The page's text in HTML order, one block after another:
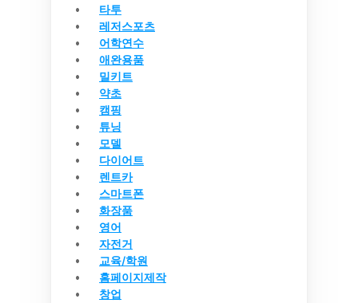
타투
레저스포츠
어학연수
애완용품
밀키트
약초
캠핑
튜닝
모델
다이어트
렌트카
스마트폰
화장품
영어
자전거
교육/학원
홈페이지제작
창업